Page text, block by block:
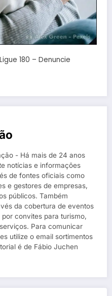
180 – Denuncie
- Há mais de 24 anos
notícias e informações
de fontes oficiais como
e gestores de empresas,
públicos. Também
da cobertura de eventos
convites para turismo,
Para comunicar
utilize o email sortimentos
é de Fábio Juchen